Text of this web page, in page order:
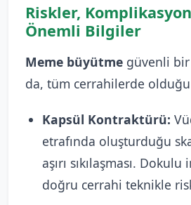
Riskler,
Önemli Bilgiler
Meme büyütme güvenli
da, tüm cerrahilerde
Kapsül Kontraktürü:
etrafında oluşturduğu
aşırı sıkılaşması.
doğru cerrahi teknikle